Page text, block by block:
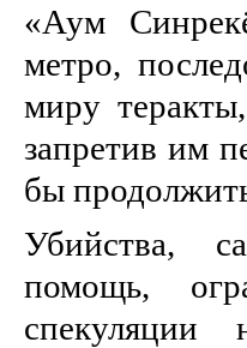
«Аум
метро,
миру
запретив им
бы
Убийства,
помощь,
спекуляции